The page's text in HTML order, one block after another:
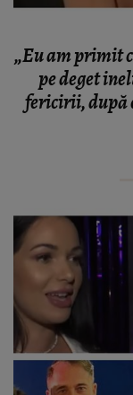
„Eu am primit
pe deget
fericirii, după